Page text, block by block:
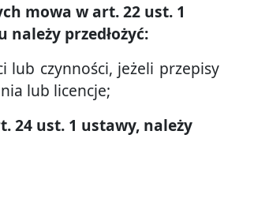
mowa w art. 22 ust. 1
przedłożyć:
lub czynności, jeżeli przepisy
lub licencje;
24 ust. 1 ustawy, należy